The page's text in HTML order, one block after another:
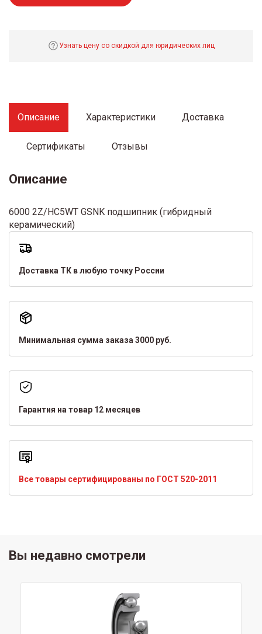
Узнать цену со скидкой для юридических лиц
Описание Характеристики Доставка
Сертификаты Отзывы
Описание
6000 2Z/HC5WT GSNK подшипник (гибридный
керамический)
Доставка ТК в любую точку России
Минимальная сумма заказа 3000 руб.
Гарантия на товар 12 месяцев
Все товары сертифицированы по ГОСТ 520-2011
Вы недавно смотрели